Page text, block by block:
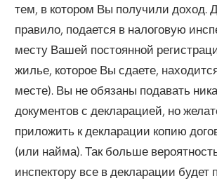
тем, в котором Вы получили доход.
правило, подается в налоговую
месту Вашей постоянной
жилье, которое Вы сдаете,
месте). Вы не обязаны подавать
документов с декларацией, но
приложить к декларации копию
(или найма). Так больше
инспектору все в декларации будет